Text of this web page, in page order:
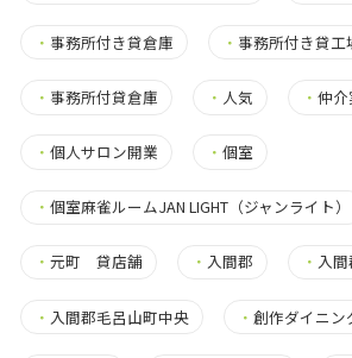
・ 事務所付き貸倉庫 ・ 事務所付き貸工
・ 事務所付貸倉庫 ・ 人気 ・仲
・ 個人サロン開業 ・個室
・ 個室麻雀ルームJAN LIGHT（ジャンライト）
・ 元町 貸店舗 ・ 入間郡 ・ 入
・ 入間郡毛呂山町中央 ・創作ダイニ